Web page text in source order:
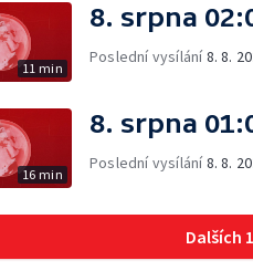
11 min
8. srpna
Poslední vysílání8. 8.
16 min
8. srpna
Poslední vysílání8. 8.
Dalších